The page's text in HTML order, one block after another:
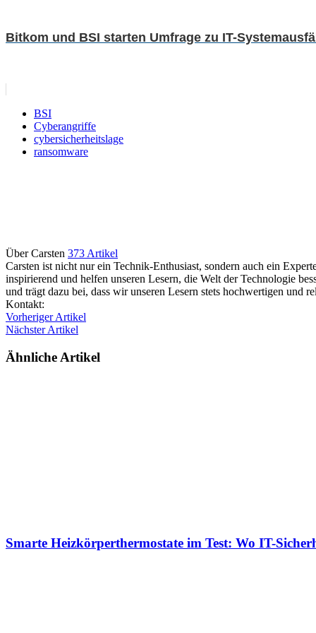
Bitkom und BSI starten Umfrage zu IT-
BSI
Cyberangriffe
cybersicherheitslage
ransomware
Über Carsten 373 Artikel
Carsten ist nicht nur ein Technik-Enthusiast, sondern auch ein
inspirierend und helfen unseren Lesern, die Welt der Technologie
und trägt dazu bei, dass wir unseren Lesern stets hochwertigen und
Kontakt:
Vorheriger Artikel
Nächster Artikel
Ähnliche Artikel
Smarte Heizkörperthermostate im Test: Wo IT-